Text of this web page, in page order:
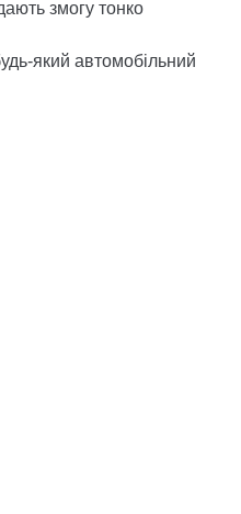
змогу тонко
який автомобільний